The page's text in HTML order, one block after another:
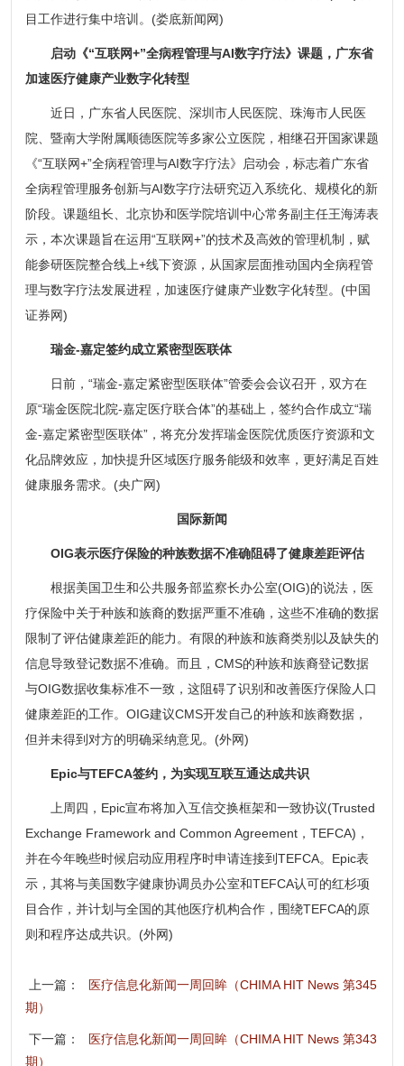
目工作进行集中培训。(娄底新闻网)
启动《“互联网+”全病程管理与AI数字疗法》课题，广东省
加速医疗健康产业数字化转型
近日，广东省人民医院、深圳市人民医院、珠海市人民医
院、暨南大学附属顺德医院等多家公立医院，相继召开国家课题
《“互联网+”全病程管理与AI数字疗法》启动会，标志着广东省
全病程管理服务创新与AI数字疗法研究迈入系统化、规模化的新
阶段。课题组长、北京协和医学院培训中心常务副主任王海涛表
示，本次课题旨在运用“互联网+”的技术及高效的管理机制，赋
能参研医院整合线上+线下资源，从国家层面推动国内全病程管
理与数字疗法发展进程，加速医疗健康产业数字化转型。(中国
证券网)
瑞金-嘉定签约成立紧密型医联体
日前，“瑞金-嘉定紧密型医联体”管委会会议召开，双方在
原“瑞金医院北院-嘉定医疗联合体”的基础上，签约合作成立“瑞
金-嘉定紧密型医联体”，将充分发挥瑞金医院优质医疗资源和文
化品牌效应，加快提升区域医疗服务能级和效率，更好满足百姓
健康服务需求。(央广网)
国际新闻
OIG表示医疗保险的种族数据不准确阻碍了健康差距评估
根据美国卫生和公共服务部监察长办公室(OIG)的说法，医
疗保险中关于种族和族裔的数据严重不准确，这些不准确的数据
限制了评估健康差距的能力。有限的种族和族裔类别以及缺失的
信息导致登记数据不准确。而且，CMS的种族和族裔登记数据
与OIG数据收集标准不一致，这阻碍了识别和改善医疗保险人口
健康差距的工作。OIG建议CMS开发自己的种族和族裔数据，
但并未得到对方的明确采纳意见。(外网)
Epic与TEFCA签约，为实现互联互通达成共识
上周四，Epic宣布将加入互信交换框架和一致协议(Trusted
Exchange Framework and Common Agreement，TEFCA)，
并在今年晚些时候启动应用程序时申请连接到TEFCA。Epic表
示，其将与美国数字健康协调员办公室和TEFCA认可的红杉项
目合作，并计划与全国的其他医疗机构合作，围绕TEFCA的原
则和程序达成共识。(外网)
上一篇：
医疗信息化新闻一周回眸（CHIMA HIT News 第345
期）
下一篇：
医疗信息化新闻一周回眸（CHIMA HIT News 第343
期）